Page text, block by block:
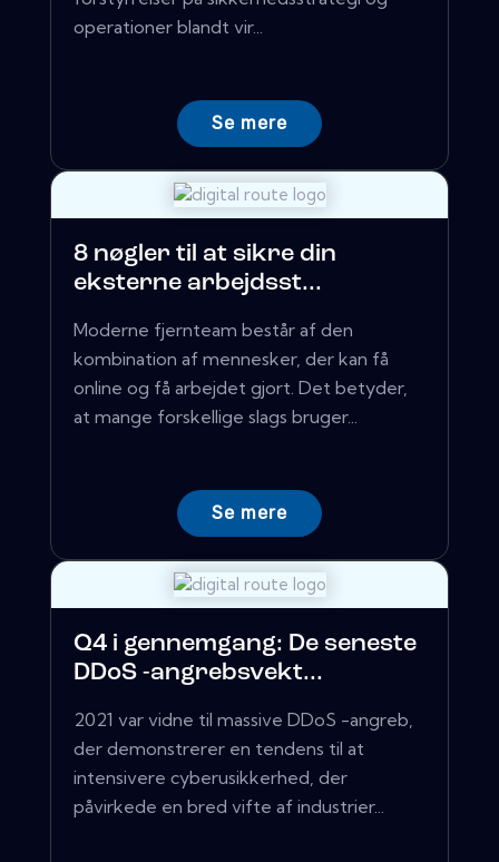
operationer blandt vir...
Se mere
8 nøgler til at sikre din
eksterne arbejdsst...
Moderne fjernteam består af den
kombination af mennesker, der kan få
online og få arbejdet gjort. Det betyder,
at mange forskellige slags bruger...
Se mere
Q4 i gennemgang: De seneste
DDoS -angrebsvekt...
2021 var vidne til massive DDoS -angreb,
der demonstrerer en tendens til at
intensivere cyberusikkerhed, der
påvirkede en bred vifte af industrier...